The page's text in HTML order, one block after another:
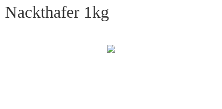
ONLINE-SHOP
Nackthafer 1kg